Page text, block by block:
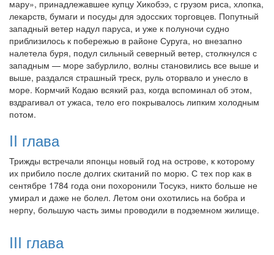
мару», принадлежавшее купцу Хикобээ, с грузом риса, хлопка,
лекарств, бумаги и посуды для эдосских торговцев. Попутный
западный ветер надул паруса, и уже к полуночи судно
приблизилось к побережью в районе Суруга, но внезапно
налетела буря, подул сильный северный ветер, столкнулся с
западным — море забурлило, волны становились все выше и
выше, раздался страшный треск, руль оторвало и унесло в
море. Кормчий Кодаю всякий раз, когда вспоминал об этом,
вздрагивал от ужаса, тело его покрывалось липким холодным
потом.
II глава
Трижды встречали японцы новый год на острове, к которому
их прибило после долгих скитаний по морю. С тех пор как в
сентябре 1784 года они похоронили Тосукэ, никто больше не
умирал и даже не болел. Летом они охотились на бобра и
нерпу, большую часть зимы проводили в подземном жилище.
III глава